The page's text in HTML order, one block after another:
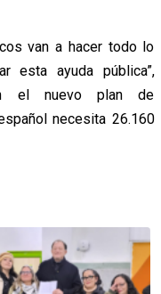
van a hacer todo lo
esta ayuda pública”,
el nuevo plan de
necesita 26.160